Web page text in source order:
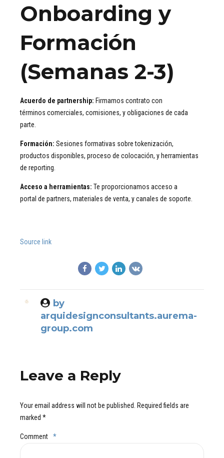
Onboarding y
Formación
(Semanas 2-3)
Acuerdo de partnership: Firmamos contrato con
términos comerciales, comisiones, y obligaciones de cada
parte.
Formación: Sesiones formativas sobre tokenización,
productos disponibles, proceso de colocación, y herramientas
de reporting.
Acceso a herramientas: Te proporcionamos acceso a
portal de partners, materiales de venta, y canales de soporte.
Source link
by
arquidesignconsultants.aurema-
group.com
Leave a Reply
Your email address will not be published. Required fields are
marked *
Comment *